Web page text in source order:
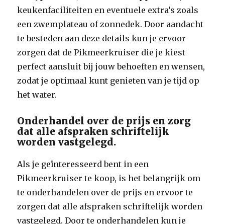
keukenfaciliteiten en eventuele extra’s zoals
een zwemplateau of zonnedek. Door aandacht
te besteden aan deze details kun je ervoor
zorgen dat de Pikmeerkruiser die je kiest
perfect aansluit bij jouw behoeften en wensen,
zodat je optimaal kunt genieten van je tijd op
het water.
Onderhandel over de prijs en zorg
dat alle afspraken schriftelijk
worden vastgelegd.
Als je geïnteresseerd bent in een
Pikmeerkruiser te koop, is het belangrijk om
te onderhandelen over de prijs en ervoor te
zorgen dat alle afspraken schriftelijk worden
vastgelegd. Door te onderhandelen kun je